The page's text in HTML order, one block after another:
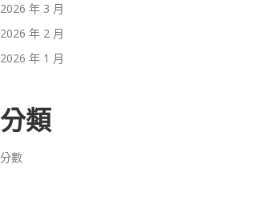
2026 年 3 月
2026 年 2 月
2026 年 1 月
分類
分數